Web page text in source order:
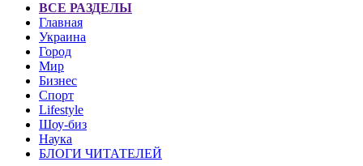
ВСЕ РАЗДЕЛЫ
Главная
Украина
Город
Мир
Бизнес
Спорт
Lifestyle
Шоу-биз
Наука
БЛОГИ ЧИТАТЕЛЕЙ